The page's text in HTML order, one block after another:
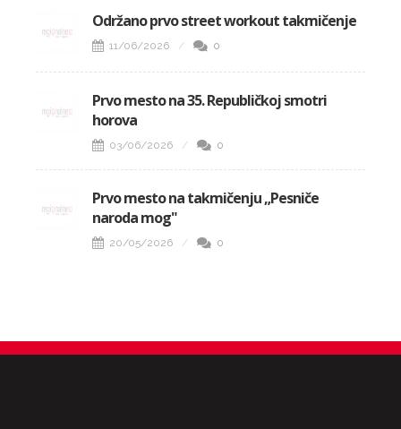
Održano prvo street workout takmičenje
11/06/2026 0
Prvo mesto na 35. Republičkoj smotri
horova
03/06/2026 0
Prvo mesto na takmičenju „Pesniče
naroda mog"
20/05/2026 0